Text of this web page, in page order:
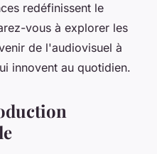
redéfinissent le
vous à explorer les
de l'audiovisuel à
innovent au quotidien.